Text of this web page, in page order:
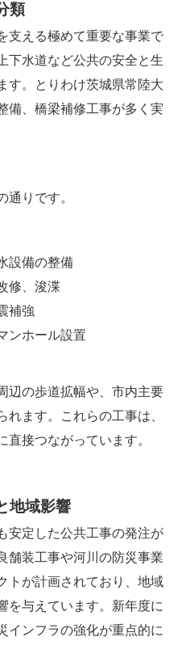
て
類
支える極めて重要な事業で
下水道など公共の安全と生
す。とりわけ茨城県常陸大
備、橋梁補修工事が多く実
りです。
設備の整備
修、浚渫
補強
ンホール設置
辺の歩道拡幅や、市内主要
ます。これらの工事は、
接つながっています。
地域影響
安定した公共工事の発注が
舗装工事や河川の防災事業
トが計画されており、地域
を与えています。新年度に
インフラの強化が重点的に